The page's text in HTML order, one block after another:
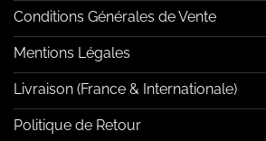
Conditions Générales de Vente
Mentions Légales
Livraison (France & Internationale)
Politique de Retour